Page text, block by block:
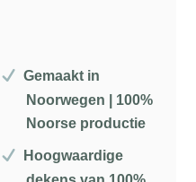
Gemaakt in
Noorwegen | 100%
Noorse productie
Hoogwaardige